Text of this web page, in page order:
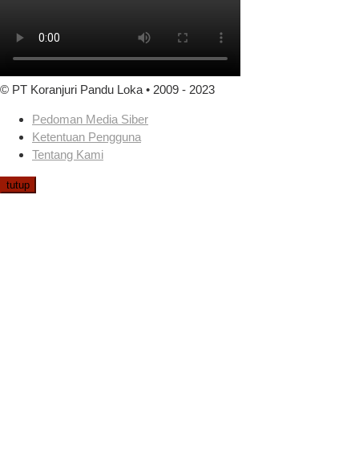
© PT Koranjuri Pandu Loka • 2009 - 2023
Pedoman Media Siber
Ketentuan Pengguna
Tentang Kami
tutup